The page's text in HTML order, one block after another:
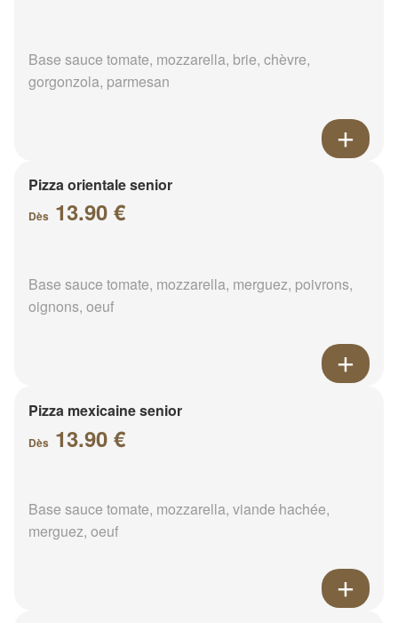
Base sauce tomate, mozzarella, brie, chèvre,
gorgonzola, parmesan
Pizza orientale senior
Dès 13.90 €
Base sauce tomate, mozzarella, merguez, poivrons,
oignons, oeuf
Pizza mexicaine senior
Dès 13.90 €
Base sauce tomate, mozzarella, viande hachée,
merguez, oeuf